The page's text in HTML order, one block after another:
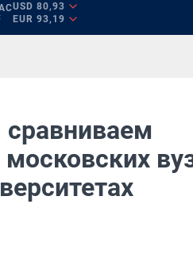
USD 80,93
EUR 93,19